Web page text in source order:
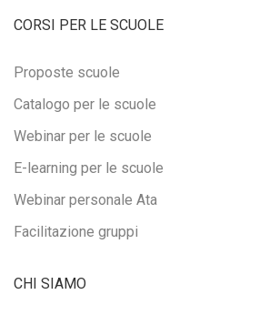
CORSI PER LE SCUOLE
Proposte scuole
Catalogo per le scuole
Webinar per le scuole
E-learning per le scuole
Webinar personale Ata
Facilitazione gruppi
CHI SIAMO